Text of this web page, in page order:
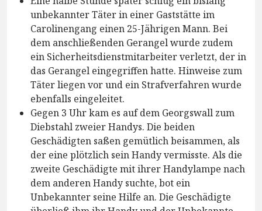
unbekannter Täter in einer Gaststätte im
Carolinengang einen 25-Jährigen Mann. Bei
dem anschließenden Gerangel wurde zudem
ein Sicherheitsdienstmitarbeiter verletzt, der in
das Gerangel eingegriffen hatte. Hinweise zum
Täter liegen vor und ein Strafverfahren wurde
ebenfalls eingeleitet.
Gegen 3 Uhr kam es auf dem Georgswall zum
Diebstahl zweier Handys. Die beiden
Geschädigten saßen gemütlich beisammen, als
der eine plötzlich sein Handy vermisste. Als die
zweite Geschädigte mit ihrer Handylampe nach
dem anderen Handy suchte, bot ein
Unbekannter seine Hilfe an. Die Geschädigte